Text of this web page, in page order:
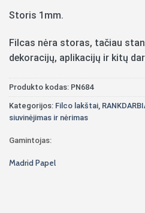
Storis 1mm.
Filcas nėra storas, tačiau
dekoracijų, aplikacijų ir kitų
Produkto kodas: PN684
Kategorijos: Filco lakštai
siuvinėjimas ir nėrimas
Gamintojas:
Madrid Papel